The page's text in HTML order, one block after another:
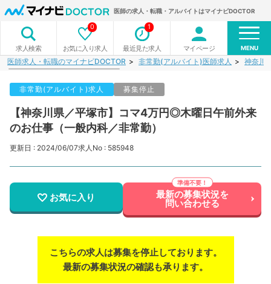
医師の求人・転職・アルバイトはマイナビDOCTOR
求人検索 お気に入り求人
0
最近見た求人
1
マイページ MENU
医師求人・転職のマイナビDOCTOR 非常勤(アルバイト)医師求人 神奈川
非常勤(アルバイト)求人 募集停止
【神奈川県／平塚市】コマ4万円◎木曜日午前外来
のお仕事（一般内科／非常勤）
更新日 : 2024/06/07求人No : 585948
お気に入り 最新の募集状況を
問い合わせる
こちらの求人は募集を停止しております。
最新の募集状況の確認も承ります。